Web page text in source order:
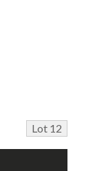
Lot 12